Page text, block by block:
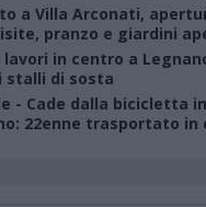
a Villa Arconati,
pranzo e giardini
lavori in centro a
stalli di sosta
- Cade dalla bicicletta
22enne trasportato in